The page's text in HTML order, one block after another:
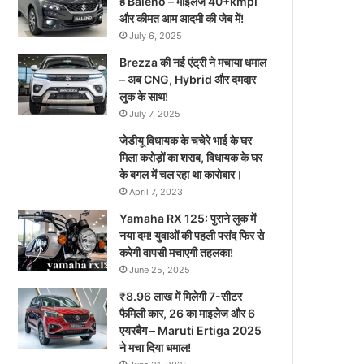
और कीमत आम आदमी की जेब में!
July 6, 2025
Brezza की नई एंट्री ने मचाया धमाल
– अब CNG, Hybrid और दमदार
लुक के साथ!
July 7, 2025
जेडीयू विधायक के चचेरे भाई के घर
मिला करोड़ों का शराब, विधायक के घर
के बगल में चल रहा था कारोबार।
April 7, 2023
Yamaha RX 125: पुराने लुक में
नया दम! युवाओं की पहली पसंद फिर से
करेगी वापसी मचाएगी तहलका!
June 25, 2025
₹8.96 लाख में मिलेगी 7-सीटर
फैमिली कार, 26 का माइलेज और 6
एयरबैग – Maruti Ertiga 2025
ने मचा दिया धमाल!